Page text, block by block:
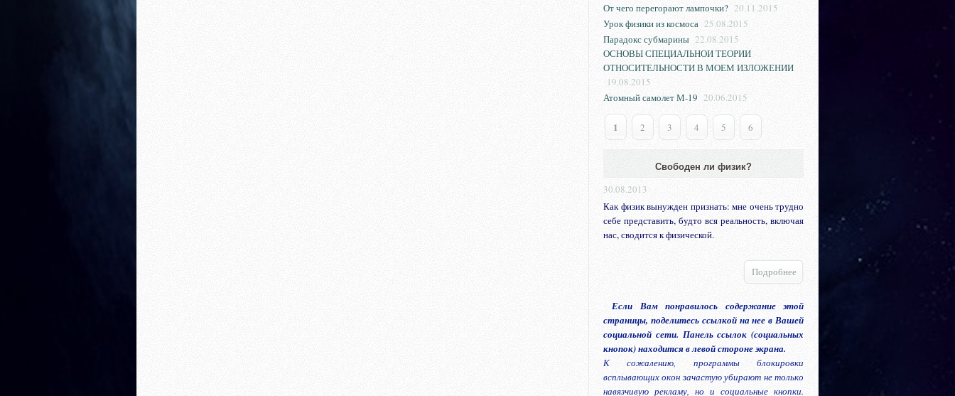
От чего перегорают лампочки? 20.11.2015
Урок физики из космоса 25.08.2015
Парадокс субмарины 22.08.2015
ОСНОВЫ СПЕЦИАЛЬНОИ ТЕОРИИ
ОТНОСИТЕЛЬНОСТИ В МОЕМ ИЗЛОЖЕНИИ
19.08.2015
Атомный самолет М-19 20.06.2015
1 2 3 4 5 6
Свободен ли физик?
30.08.2013
Как физик вынужден признать: мне очень трудно
себе представить, будто вся реальность, включая
нас, сводится к физической.
Подробнее
Если Вам понравилось содержание этой
страницы, поделитесь ссылкой на нее в Вашей
социальной сети. Панель ссылок (социальных
кнопок) находится в левой стороне экрана.
К сожалению, программы блокировки
всплывающих окон зачастую убирают не только
навязчивую рекламу, но и социальные кнопки.